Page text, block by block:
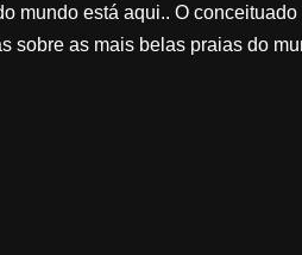
mundo está aqui.. O
sobre as mais belas praias do